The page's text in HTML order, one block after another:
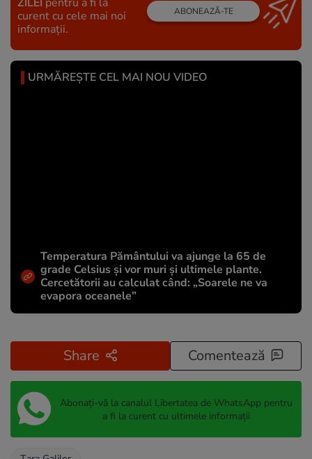
curent cu cele mai noi
informații.
ABONEAZĂ-TE
URMĂREȘTE CEL MAI NOU VIDEO
Temperatura Pământului va ajunge la 65 de
grade Celsius și vor muri și ultimele plante.
Cercetătorii au calculat când: „Soarele ne va
evapora oceanele”
Share Comentează
Abonați-vă la canalul Libertatea de WhatsApp pentru
a fi la curent cu ultimele informații